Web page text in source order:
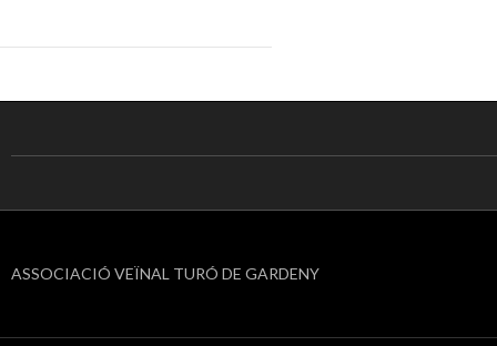
ASSOCIACIÓ VEÏNAL TURÓ DE GARDENY